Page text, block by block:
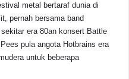
metal bertaraf dunia di
pernah bersama band
era 80an konsert Battle
pula angota Hotbrains era
untuk beberapa